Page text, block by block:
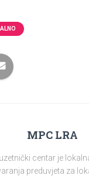
MPC LRA
centar je
preduvjeta za